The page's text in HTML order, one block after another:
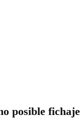
posible fichaje